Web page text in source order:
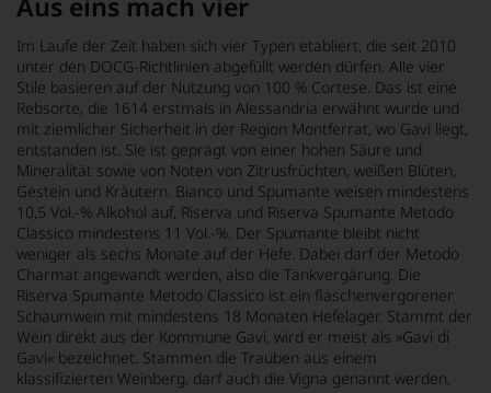
Im Laufe der Zeit haben sich vier Typen etabliert, die seit 2010
unter den DOCG-Richtlinien abgefüllt werden dürfen. Alle vier
Stile basieren auf der Nutzung von 100 % Cortese. Das ist eine
Rebsorte, die 1614 erstmals in Alessandria erwähnt wurde und
mit ziemlicher Sicherheit in der Region Montferrat, wo Gavi liegt,
entstanden ist. Sie ist geprägt von einer hohen Säure und
Mineralität sowie von Noten von Zitrusfrüchten, weißen Blüten,
Gestein und Kräutern. Bianco und Spumante weisen mindestens
10,5 Vol.-% Alkohol auf, Riserva und Riserva Spumante Metodo
Classico mindestens 11 Vol.-%. Der Spumante bleibt nicht
weniger als sechs Monate auf der Hefe. Dabei darf der Metodo
Charmat angewandt werden, also die Tankvergärung. Die
Riserva Spumante Metodo Classico ist ein flaschenvergorener
Schaumwein mit mindestens 18 Monaten Hefelager. Stammt der
Wein direkt aus der Kommune Gavi, wird er meist als »Gavi di
Gavi« bezeichnet. Stammen die Trauben aus einem
klassifizierten Weinberg, darf auch die Vigna genannt werden,